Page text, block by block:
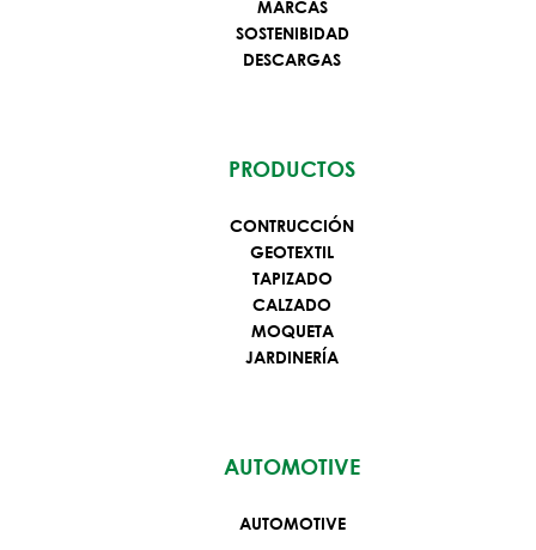
MARCAS
SOSTENIBIDAD
DESCARGAS
PRODUCTOS
CONTRUCCIÓN
GEOTEXTIL
TAPIZADO
CALZADO
MOQUETA
JARDINERÍA
AUTOMOTIVE
AUTOMOTIVE